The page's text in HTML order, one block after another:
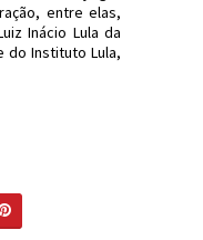
entre elas,
Inácio Lula da
do Instituto Lula,